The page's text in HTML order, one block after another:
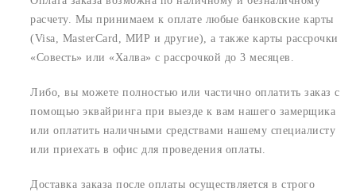
расчету. Мы принимаем к оплате любые банковские карты
(Visa, MasterCard, МИР и другие), а также карты рассрочки
«Совесть» или «Халва» с рассрочкой до 3 месяцев.
Либо, вы можете полностью или частично оплатить заказ с
помощью эквайринга при выезде к вам нашего замерщика
или оплатить наличными средствами нашему специалисту
или приехать в офис для проведения оплаты.
Доставка заказа после оплаты осуществляется в строго